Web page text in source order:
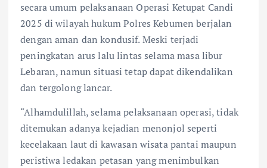
secara umum pelaksanaan Operasi Ketupat Candi
2025 di wilayah hukum Polres Kebumen berjalan
dengan aman dan kondusif. Meski terjadi
peningkatan arus lalu lintas selama masa libur
Lebaran, namun situasi tetap dapat dikendalikan
dan tergolong lancar.
“Alhamdulillah, selama pelaksanaan operasi, tidak
ditemukan adanya kejadian menonjol seperti
kecelakaan laut di kawasan wisata pantai maupun
peristiwa ledakan petasan yang menimbulkan